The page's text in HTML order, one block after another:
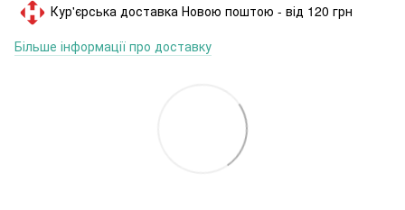
Кур'єрська доставка Новою поштою - від 120 грн
Більше інформації про доставку